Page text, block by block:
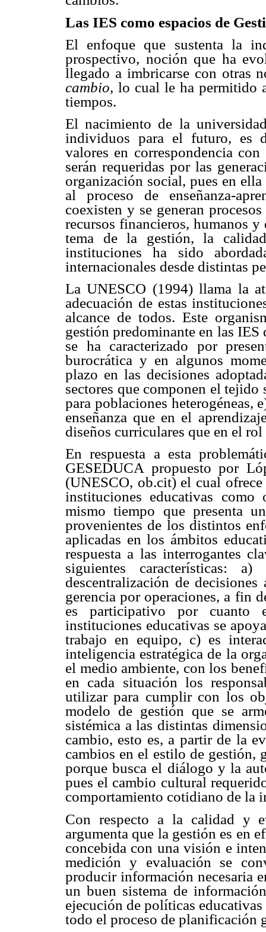
Las IES como espacios de
El enfoque que sustenta la
prospectivo, noción que ha
llegado a imbricarse con otras
cambio, lo cual le ha permitido
tiempos.
El nacimiento de la
individuos para el futuro, es
valores en correspondencia
serán requeridas por las
organización social, pues en
al proceso de enseñanza-
coexisten y se generan
recursos financieros, humanos
tema de la gestión, la
instituciones ha sido
internacionales desde distintas
La UNESCO (1994) llama la
adecuación de estas
alcance de todos. Este
gestión predominante en las
se ha caracterizado por
burocrática y en algunos
plazo en las decisiones
sectores que componen el
para poblaciones heterogéneas,
enseñanza que en el
diseños curriculares que en el
En respuesta a esta
GESEDUCA propuesto por
(UNESCO, ob.cit) el cual
instituciones educativas
mismo tiempo que presenta
provenientes de los distintos
aplicadas en los ámbitos
respuesta a las interrogantes
siguientes características:
descentralización de
gerencia por operaciones, a fin
es participativo por cuanto
instituciones educativas se
trabajo en equipo, c) es
inteligencia estratégica de la
el medio ambiente, con los
en cada situación los
utilizar para cumplir con los
modelo de gestión que se
sistémica a las distintas
cambio, esto es, a partir de la
cambios en el estilo de
porque busca el diálogo y la
pues el cambio cultural
comportamiento cotidiano de la
Con respecto a la calidad y
argumenta que la gestión es en
concebida con una visión e
medición y evaluación se
producir información necesaria
un buen sistema de
ejecución de políticas
todo el proceso de planificación